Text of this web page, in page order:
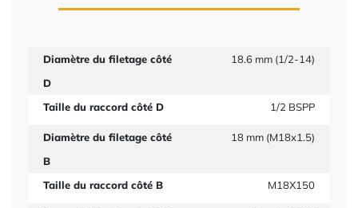
Diamètre du filetage côté
D
18.6 mm (1/2-14)
Taille du raccord côté D 1/2 BSPP
Diamètre du filetage côté
B
18 mm (M18x1.5)
Taille du raccord côté B M18X150